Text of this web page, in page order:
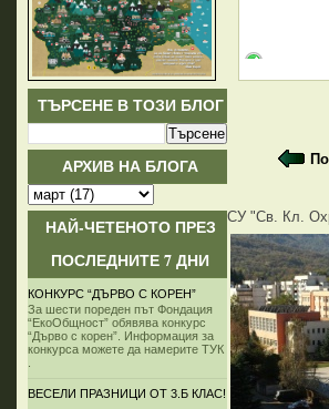
ТЪРСЕНЕ В ТОЗИ БЛОГ
АРХИВ НА БЛОГА
НАЙ-ЧЕТЕНОТО ПРЕЗ
ПОСЛЕДНИТЕ 7 ДНИ
КОНКУРС “ДЪРВО С КОРЕН”
За шести пореден път Фондация
“ЕкоОбщност” обявява конкурс
“Дърво с корен”. Информация за
конкурса можете да намерите ТУК
ВЕСЕЛИ ПРАЗНИЦИ ОТ 3.Б КЛАС!
СУ "Св. Кл.